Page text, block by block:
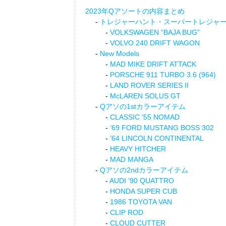
2023年Qアソートの内容まとめ
トレジャーハント・スーパートレジャ
VOLKSWAGEN “BAJA BUG”
VOLVO 240 DRIFT WAGON
New Models
MAD MIKE DRIFT ATTACK
PORSCHE 911 TURBO 3.6 (964)
LAND ROVER SERIES II
McLAREN SOLUS GT
Qアソの1stカラーアイテム
CLASSIC ’55 NOMAD
’69 FORD MUSTANG BOSS 302
’64 LINCOLN CONTINENTAL
HEAVY HITCHER
MAD MANGA
Qアソの2ndカラーアイテム
AUDI ’90 QUATTRO
HONDA SUPER CUB
1986 TOYOTA VAN
CLIP ROD
CLOUD CUTTER